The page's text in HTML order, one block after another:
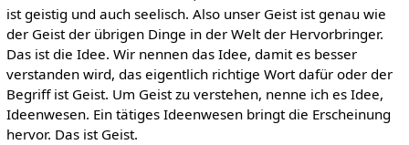
ist geistig und auch seelisch. Also unser Geist ist genau wie
der Geist der übrigen Dinge in der Welt der Hervorbringer.
Das ist die Idee. Wir nennen das Idee, damit es besser
verstanden wird, das eigentlich richtige Wort dafür oder der
Begriff ist Geist. Um Geist zu verstehen, nenne ich es Idee,
Ideenwesen. Ein tätiges Ideenwesen bringt die Erscheinung
hervor. Das ist Geist.